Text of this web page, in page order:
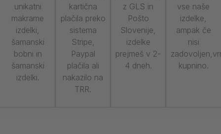
unikatni
makrame
izdelki,
šamanski
bobni in
šamanski
izdelki.
kartična
plačila preko
sistema
Stripe,
Paypal
plačila ali
nakazilo na
TRR.
z GLS in
Pošto
Slovenije,
izdelke
prejmeš v 2-
4 dneh.
vse naše
izdelke,
ampak če
nisi
kupnino.